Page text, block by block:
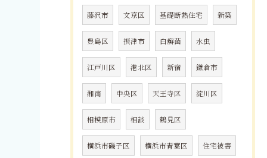
藤沢市 文京区 基礎断熱住宅 新築
豊島区 摂津市 白癬菌 水虫
江戸川区 港北区 新宿 鎌倉市
湘南 中央区 天王寺区 淀川区
相模原市 相談 鶴見区
横浜市磯子区 横浜市青葉区 住宅被害